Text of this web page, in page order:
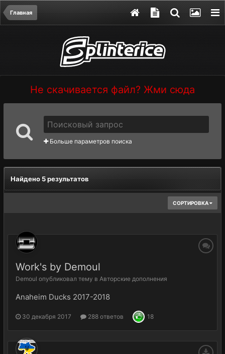
Главная
Не скачивается файл? Жми сюда
Больше параметров поиска
Найдено 5 результатов
СОРТИРОВКА
Work's by Demoul
Demoul опубликовал тему в Авторские дополнения
Anaheim Ducks 2017-2018
30 декабря 2017 288 ответов 18